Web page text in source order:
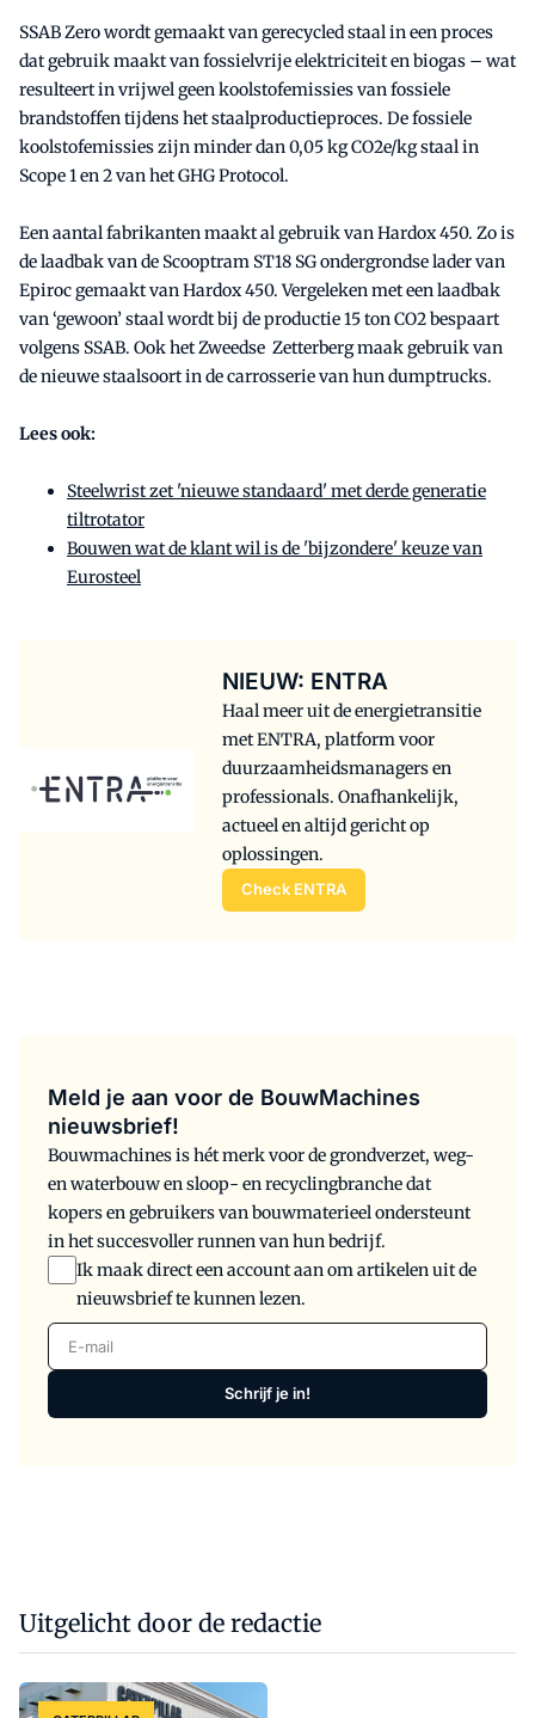
SSAB Zero wordt gemaakt van gerecycled staal in een proces
dat gebruik maakt van fossielvrije elektriciteit en biogas – wat
resulteert in vrijwel geen koolstofemissies van fossiele
brandstoffen tijdens het staalproductieproces. De fossiele
koolstofemissies zijn minder dan 0,05 kg CO2e/kg staal in
Scope 1 en 2 van het GHG Protocol.
Een aantal fabrikanten maakt al gebruik van Hardox 450. Zo is
de laadbak van de Scooptram ST18 SG ondergrondse lader van
Epiroc gemaakt van Hardox 450. Vergeleken met een laadbak
van ‘gewoon’ staal wordt bij de productie 15 ton CO2 bespaart
volgens SSAB. Ook het Zweedse Zetterberg maak gebruik van
de nieuwe staalsoort in de carrosserie van hun dumptrucks.
Lees ook:
Steelwrist zet 'nieuwe standaard' met derde generatie
tiltrotator
Bouwen wat de klant wil is de 'bijzondere' keuze van
Eurosteel
NIEUW: ENTRA
Haal meer uit de energietransitie
met ENTRA, platform voor
duurzaamheidsmanagers en
professionals. Onafhankelijk,
actueel en altijd gericht op
oplossingen.
Check ENTRA
Meld je aan voor de BouwMachines
nieuwsbrief!
Bouwmachines is hét merk voor de grondverzet, weg-
en waterbouw en sloop- en recyclingbranche dat
kopers en gebruikers van bouwmaterieel ondersteunt
in het succesvoller runnen van hun bedrijf.
Ik maak direct een account aan om artikelen uit de
nieuwsbrief te kunnen lezen.
E-mail
Schrijf je in!
Uitgelicht door de redactie